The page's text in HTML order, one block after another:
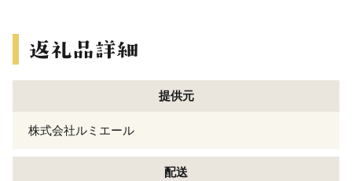
提供元
株式会社ルミエール
配送